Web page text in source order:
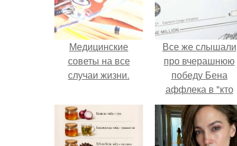
Медицинские
советы на все
случаи жизни.
Все же слышали
про вчерашнюю
победу Бена
аффлека в "кто
хочет стать
миллионером?